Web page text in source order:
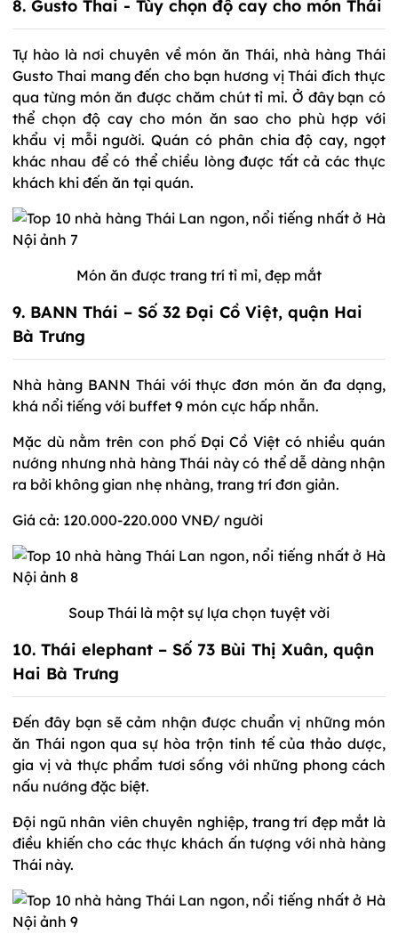
8. Gusto Thai - Tùy chọn độ cay cho món Thái
Tự hào là nơi chuyên về món ăn Thái, nhà hàng Thái
Gusto Thai mang đến cho bạn hương vị Thái đích thực
qua từng món ăn được chăm chút tỉ mỉ. Ở đây bạn có
thể chọn độ cay cho món ăn sao cho phù hợp với
khẩu vị mỗi người. Quán có phân chia độ cay, ngọt
khác nhau để có thể chiều lòng được tất cả các thực
khách khi đến ăn tại quán.
Món ăn được trang trí tỉ mỉ, đẹp mắt
9. BANN Thái – Số 32 Đại Cồ Việt, quận Hai
Bà Trưng
Nhà hàng BANN Thái với thực đơn món ăn đa dạng,
khá nổi tiếng với buffet 9 món cực hấp nhẫn.
Mặc dù nằm trên con phố Đại Cồ Việt có nhiều quán
nướng nhưng nhà hàng Thái này có thể dễ dàng nhận
ra bởi không gian nhẹ nhàng, trang trí đơn giản.
Giá cả: 120.000-220.000 VNĐ/ người
Soup Thái là một sự lựa chọn tuyệt vời
10. Thái elephant – Số 73 Bùi Thị Xuân, quận
Hai Bà Trưng
Đến đây bạn sẽ cảm nhận được chuẩn vị những món
ăn Thái ngon qua sự hòa trộn tinh tế của thảo dược,
gia vị và thực phẩm tươi sống với những phong cách
nấu nướng đặc biệt.
Đội ngũ nhân viên chuyên nghiệp, trang trí đẹp mắt là
điều khiến cho các thực khách ấn tượng với nhà hàng
Thái này.